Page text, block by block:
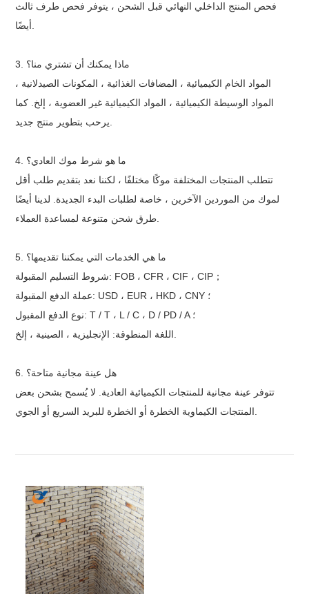
فحص المنتج الداخلي النهائي قبل الشحن ، يتوفر فحص طرف ثالث
3. ماذا يمكنك أن تشتري منا؟
المواد الخام الكيميائية ، المضافات الغذائية ، المكونات الصيدلانية ،
المواد الوسيطة الكيميائية ، المواد الكيميائية غير العضوية ، إلخ. كما
4. ما هو شرط موك العادي؟
تتطلب المنتجات المختلفة موكًا مختلفًا ، لكننا نعد بتقديم طلب أقل
لموك من الموردين الآخرين ، خاصة لطلبات البدء الجديدة. لدينا أيضًا
5. ما هي الخدمات التي يمكننا تقديمها؟
شروط التسليم المقبولة: FOB ، CFR ، CIF ، CIP ；
عملة الدفع المقبولة: USD ، EUR ، HKD ، CNY ؛
نوع الدفع المقبول: T / T ، L / C ، D / PD / A ؛
6. هل عينة مجانية متاحة؟
تتوفر عينة مجانية للمنتجات الكيميائية العادية. لا يُسمح بشحن بعض